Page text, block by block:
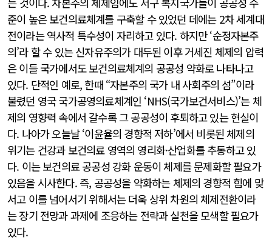
준이 높은 보건의료체계를 구축할 수 있었던 데에는 2차 세계대
전이라는 역사적 특수성이 자리하고 있다. 하지만 ‘순정자본주
의’라 할 수 있는 신자유주의가 대두된 이후 거세진 체제의 압력
은 이들 국가에서도 보건의료체계의 공공성 약화로 나타나고
있다. 단적인 예로, 한때 “자본주의 국가 내 사회주의 섬”이라
불렸던 영국 국가공영의료체계인 ‘NHS(국가보건서비스)’는 체
제의 영향력 속에서 갈수록 그 공공성이 후퇴하고 있는 현실이
다. 나아가 오늘날 ‘이윤율의 경향적 저하’에서 비롯된 체제의
위기는 건강과 보건의료 영역의 영리화·산업화를 추동하고 있
다. 이는 보건의료 공공성 강화 운동이 체제를 문제화할 필요가
있음을 시사한다. 즉, 공공성을 약화하는 체제의 경향적 힘에 맞
서고 이를 넘어서기 위해서는 더욱 상위 차원의 체제전환이라
는 장기 전망과 과제에 조응하는 전략과 실천을 모색할 필요가
있다.